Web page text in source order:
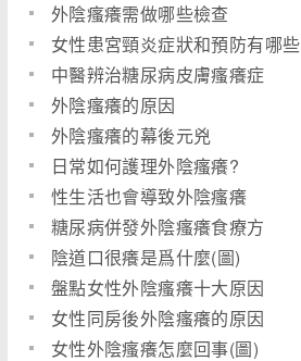
外陰瘙癢需做哪些檢查
女性患宮頸炎症狀和預防有哪些
中醫辨治糖尿病皮膚瘙癢症
外陰瘙癢的原因
外陰瘙癢的幕後元兇
日常如何護理外陰瘙癢?
性生活也會導致外陰瘙癢
糖尿病併發外陰瘙癢食療方
陰道口很癢是爲什麼(圖)
盤點女性外陰瘙癢十大原因
女性同房後外陰瘙癢的原因
女性外陰瘙癢怎麼回事(圖)